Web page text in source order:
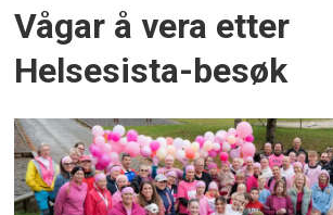
Vågar å vera etter
Helsesista-besøk